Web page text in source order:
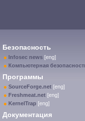
Безопасность
Infosec news [eng]
Компьютерная
Программы
SourceForge.net [eng]
Freshmeat.net [eng]
KernelTrap [eng]
Документация